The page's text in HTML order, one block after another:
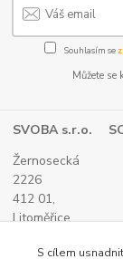
Souhlasím se
Můžete
SVOBA s.r.o.
Žernosecká
2226
412 01,
Litoměřice
S cílem